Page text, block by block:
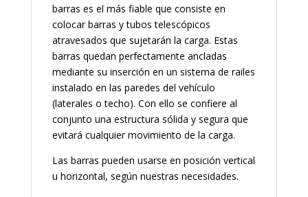
barras es el más fiable que consiste en
colocar barras y tubos telescópicos
atravesados que sujetarán la carga. Estas
barras quedan perfectamente ancladas
mediante su inserción en un sistema de railes
instalado en las paredes del vehículo
(laterales o techo). Con ello se confiere al
conjunto una estructura sólida y segura que
evitará cualquier movimiento de la carga.
Las barras pueden usarse en posición vertical
u horizontal, según nuestras necesidades.